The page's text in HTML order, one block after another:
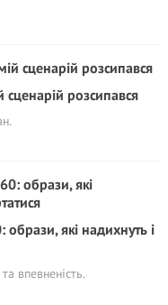
розсипався
образи, які надихнуть і
впевненість.